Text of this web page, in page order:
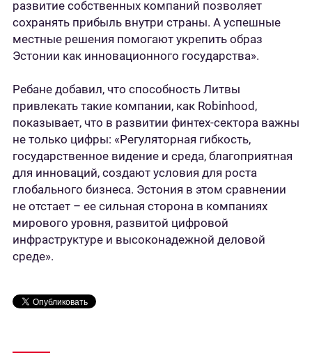
развитие собственных компаний позволяет
сохранять прибыль внутри страны. А успешные
местные решения помогают укрепить образ
Эстонии как инновационного государства».
Ребане добавил, что способность Литвы
привлекать такие компании, как Robinhood,
показывает, что в развитии финтех-сектора важны
не только цифры: «Регуляторная гибкость,
государственное видение и среда, благоприятная
для инноваций, создают условия для роста
глобального бизнеса. Эстония в этом сравнении
не отстает – ее сильная сторона в компаниях
мирового уровня, развитой цифровой
инфраструктуре и высоконадежной деловой
среде».